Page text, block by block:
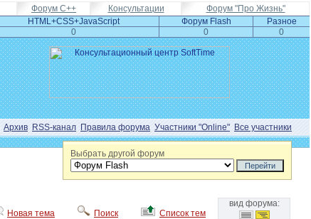
Форум С++ Консультации
Форум "Про Жизнь"
HTML+CSS+JavaScript Форум Flash
Разное
0 0
0
Архив RSS-канал Правила форума Участники "Online" Все участники
Выбрать другой форум
Новая тема Поиск Список тем
вид форума: